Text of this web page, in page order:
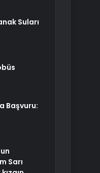
Suları
Başvuru:
Sarı